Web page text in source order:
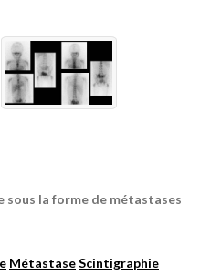
sous la forme de métastases
MétastaseScintigraphie